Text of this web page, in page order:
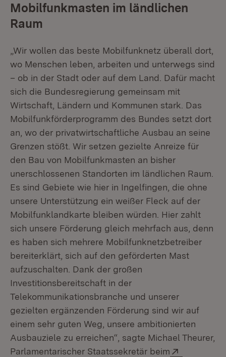
Mobilfunkmasten im ländlichen
Raum
„Wir wollen das beste Mobilfunknetz überall dort,
wo Menschen leben, arbeiten und unterwegs sind
– ob in der Stadt oder auf dem Land. Dafür macht
sich die Bundesregierung gemeinsam mit
Wirtschaft, Ländern und Kommunen stark. Das
Mobilfunkförderprogramm des Bundes setzt dort
an, wo der privatwirtschaftliche Ausbau an seine
Grenzen stößt. Wir setzen gezielte Anreize für
den Bau von Mobilfunkmasten an bisher
unerschlossenen Standorten im ländlichen Raum.
Es sind Gebiete wie hier in Ingelfingen, die ohne
unsere Unterstützung ein weißer Fleck auf der
Mobilfunklandkarte bleiben würden. Hier zahlt
sich unsere Förderung gleich mehrfach aus, denn
es haben sich mehrere Mobilfunknetzbetreiber
bereiterklärt, sich auf den geförderten Mast
aufzuschalten. Dank der großen
Investitionsbereitschaft in der
Telekommunikationsbranche und unserer
gezielten ergänzenden Förderung sind wir auf
einem sehr guten Weg, unsere ambitionierten
Ausbauziele zu erreichen“, sagte Michael Theurer,
Parlamentarischer Staatssekretär beim